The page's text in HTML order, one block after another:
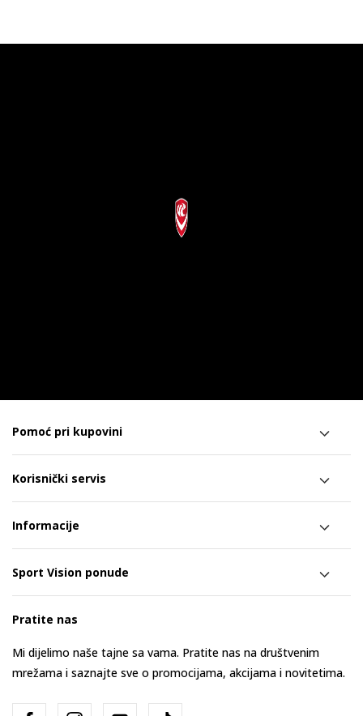
Pomoć pri kupovini
Korisnički servis
Informacije
Sport Vision ponude
Pratite nas
Mi dijelimo naše tajne sa vama. Pratite nas na društvenim
mrežama i saznajte sve o promocijama, akcijama i novitetima.